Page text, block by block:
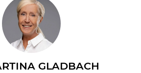
GLADBACH